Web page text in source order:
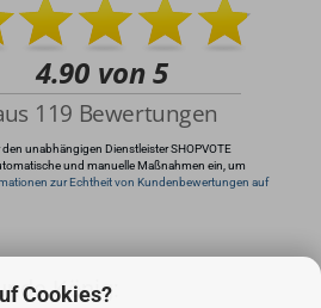
Cookies?
unabhängigen Dienstleister SHOPVOTE
und manuelle Maßnahmen ein, um
zur Echtheit von Kundenbewertungen auf
König: